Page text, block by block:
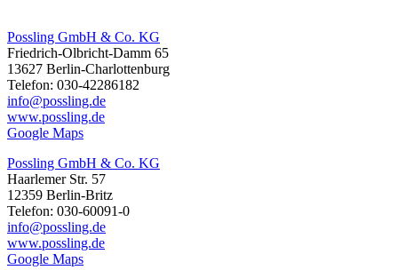
Possling GmbH & Co. KG
Friedrich-Olbricht-Damm 65
13627 Berlin-Charlottenburg
Telefon: 030-42286182
info@possling.de
www.possling.de
Google Maps
Possling GmbH & Co. KG
Haarlemer Str. 57
12359 Berlin-Britz
Telefon: 030-60091-0
info@possling.de
www.possling.de
Google Maps